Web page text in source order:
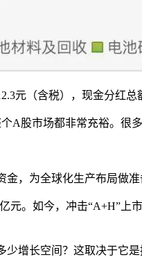
元（含税），现金分红总
A股市场都非常充裕。很
，为全球化生产布局做准
元。如今，冲击“A+H”
增长空间？这取决于它